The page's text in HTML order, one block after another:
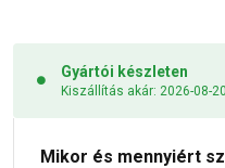
Gyártói készleten
Kiszállítás akár: 2026-08-20
Mikor és mennyiért